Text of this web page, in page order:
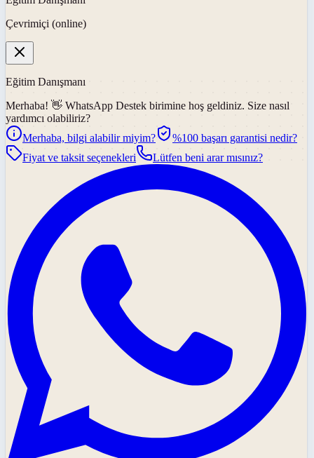
Çevrimiçi (online)
Eğitim Danışmanı
Merhaba! 👋 WhatsApp Destek birimine hoş geldiniz. Size nasıl
yardımcı olabiliriz?
Merhaba, bilgi alabilir miyim?
%100 başarı garantisi nedir?
Fiyat ve taksit seçenekleri
Lütfen beni arar mısınız?